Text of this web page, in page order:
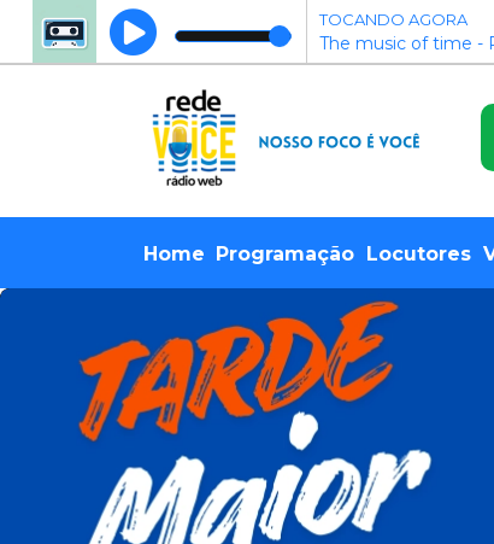
TOCANDO AGORA
The music of time -
Home Programação Locutores